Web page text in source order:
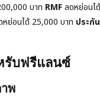
บาท RMFลดหย่อนไ
หย่อนได้ 25,000 บาท ประกั
รับฟรีแลนซ์
พ